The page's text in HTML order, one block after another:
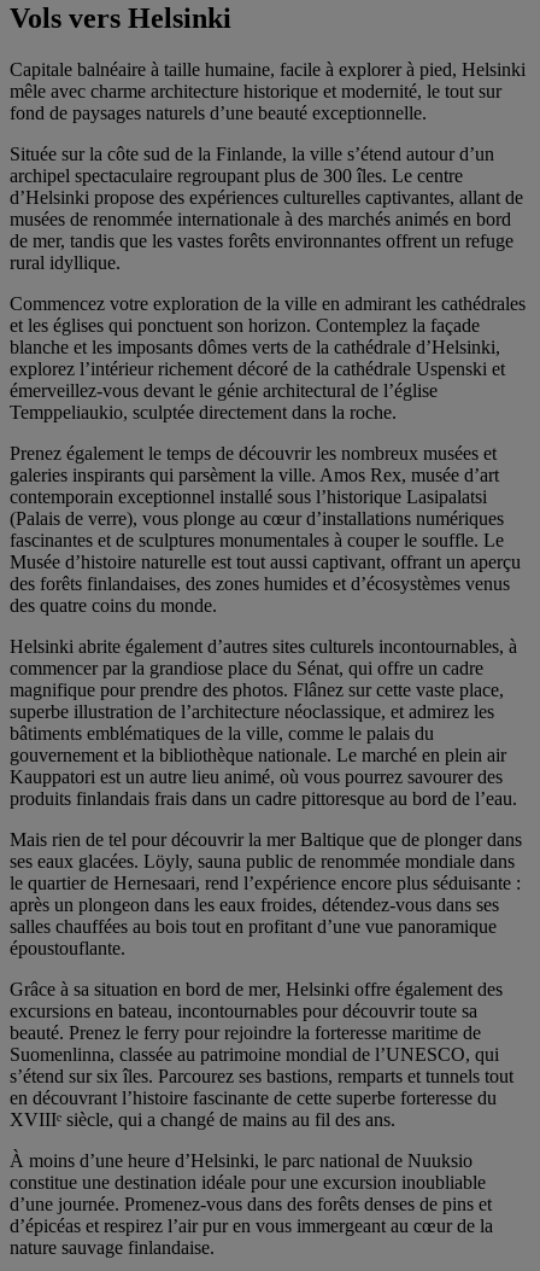
Vols vers Helsinki
Capitale balnéaire à taille humaine, facile à explorer à pied, Helsinki
mêle avec charme architecture historique et modernité, le tout sur
fond de paysages naturels d’une beauté exceptionnelle.
Située sur la côte sud de la Finlande, la ville s’étend autour d’un
archipel spectaculaire regroupant plus de 300 îles. Le centre
d’Helsinki propose des expériences culturelles captivantes, allant de
musées de renommée internationale à des marchés animés en bord
de mer, tandis que les vastes forêts environnantes offrent un refuge
rural idyllique.
Commencez votre exploration de la ville en admirant les cathédrales
et les églises qui ponctuent son horizon. Contemplez la façade
blanche et les imposants dômes verts de la cathédrale d’Helsinki,
explorez l’intérieur richement décoré de la cathédrale Uspenski et
émerveillez-vous devant le génie architectural de l’église
Temppeliaukio, sculptée directement dans la roche.
Prenez également le temps de découvrir les nombreux musées et
galeries inspirants qui parsèment la ville. Amos Rex, musée d’art
contemporain exceptionnel installé sous l’historique Lasipalatsi
(Palais de verre), vous plonge au cœur d’installations numériques
fascinantes et de sculptures monumentales à couper le souffle. Le
Musée d’histoire naturelle est tout aussi captivant, offrant un aperçu
des forêts finlandaises, des zones humides et d’écosystèmes venus
des quatre coins du monde.
Helsinki abrite également d’autres sites culturels incontournables, à
commencer par la grandiose place du Sénat, qui offre un cadre
magnifique pour prendre des photos. Flânez sur cette vaste place,
superbe illustration de l’architecture néoclassique, et admirez les
bâtiments emblématiques de la ville, comme le palais du
gouvernement et la bibliothèque nationale. Le marché en plein air
Kauppatori est un autre lieu animé, où vous pourrez savourer des
produits finlandais frais dans un cadre pittoresque au bord de l’eau.
Mais rien de tel pour découvrir la mer Baltique que de plonger dans
ses eaux glacées. Löyly, sauna public de renommée mondiale dans
le quartier de Hernesaari, rend l’expérience encore plus séduisante :
après un plongeon dans les eaux froides, détendez-vous dans ses
salles chauffées au bois tout en profitant d’une vue panoramique
époustouflante.
Grâce à sa situation en bord de mer, Helsinki offre également des
excursions en bateau, incontournables pour découvrir toute sa
beauté. Prenez le ferry pour rejoindre la forteresse maritime de
Suomenlinna, classée au patrimoine mondial de l’UNESCO, qui
s’étend sur six îles. Parcourez ses bastions, remparts et tunnels tout
en découvrant l’histoire fascinante de cette superbe forteresse du
XVIIIᵉ siècle, qui a changé de mains au fil des ans.
À moins d’une heure d’Helsinki, le parc national de Nuuksio
constitue une destination idéale pour une excursion inoubliable
d’une journée. Promenez-vous dans des forêts denses de pins et
d’épicéas et respirez l’air pur en vous immergeant au cœur de la
nature sauvage finlandaise.